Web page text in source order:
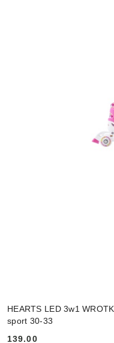
HEARTS LED 3w1
sport 30-33
139.00